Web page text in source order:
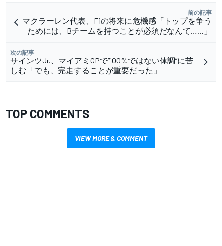
前の記事
マクラーレン代表、F1の将来に危機感「トップを争う
ためには、Bチームを持つことが必須だなんて……」
次の記事
サインツJr.、マイアミGPで”100%ではない体調”に苦
しむ「でも、完走することが重要だった」
TOP COMMENTS
VIEW MORE & COMMENT